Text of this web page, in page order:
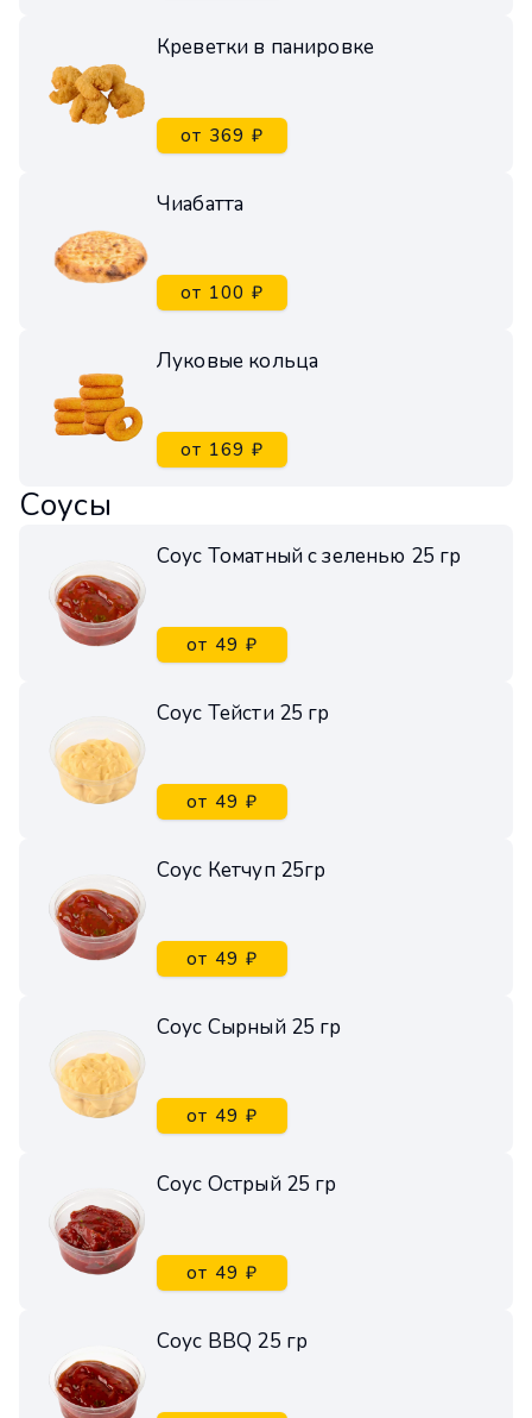
Креветки в панировке
от 369 ₽
Чиабатта
от 100 ₽
Луковые кольца
от 169 ₽
Соусы
Соус Томатный с зеленью 25 гр
от 49 ₽
Соус Тейсти 25 гр
от 49 ₽
Соус Кетчуп 25гр
от 49 ₽
Соус Сырный 25 гр
от 49 ₽
Соус Острый 25 гр
от 49 ₽
Соус BBQ 25 гр